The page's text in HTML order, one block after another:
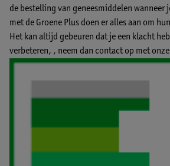
de bestelling van geneesmiddelen
met de Groene Plus doen er alles aan om
Het kan altijd gebeuren dat je een klacht
verbeteren, , neem dan contact op met